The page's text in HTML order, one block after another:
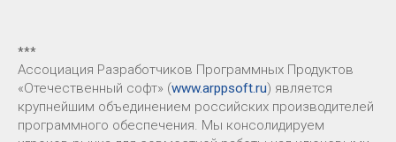
***
Ассоциация Разработчиков Программных Продуктов
«Отечественный софт» (www.arppsoft.ru) является
крупнейшим объединением российских производителей
программного обеспечения. Мы консолидируем